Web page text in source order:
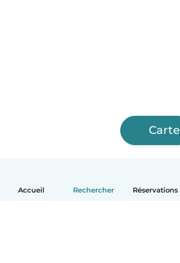
Accueil Rechercher Réservations
Carte